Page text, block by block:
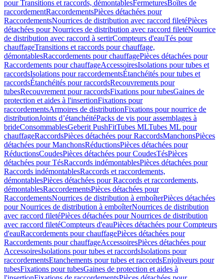
pour Transitions et raccords, démontablesFermeturesBoîtes de
raccordementRaccordementsPièces détachées pour
RaccordementsNourrices de distribution avec raccord filetéPièces
détachées pour Nourrices de distribution avec raccord filetéNourrice
de distribution avec raccord à sertirCompteurs d'eauTés pour
chauffageTransitions et raccords pour chauffage,
démontablesRaccordements pour chauffagePièces détachées pour
Raccordements pour chauffageAccessoiresIsolations pour tubes et
raccordsIsolations pour raccordementsÉtanchéités pour tubes et
raccordsÉtanchéités pour raccordsRecouvrements pour
tubesRecouvrement pour raccordsFixations pour tubesGaines de
protection et aides à l'insertionFixations pour
raccordementsArmoires de distributionFixations pour nourrice de
distributionJoints d’étanchéitéPacks de vis pour assemblages à
brideConsommablesGeberit PushFitTubes MLTubes ML pour
chauffageRaccordsPièces détachées pour RaccordsManchonsPièces
détachées pour ManchonsRéductionsPièces détachées pour
RéductionsCoudesPièces détachées pour CoudesTésPièces
détachées pour TésRaccords indémontablesPièces détachées pour
Raccords indémontablesRaccords et raccordements,
démontablesPièces détachées pour Raccords et raccordements,
démontablesRaccordementsPièces détachées pour
RaccordementsNourrices de distribution à emboîterPièces détachées
pour Nourrices de distribution à emboîterNourrices de distribution
avec raccord filetéPièces détachées pour Nourrices de distribution
avec raccord filetéCompteurs d'eauPièces détachées pour Compteurs
d'eauRaccordements pour chauffagePièces détachées pour
Raccordements pour chauffageAccessoiresPièces détachées pour
AccessoiresIsolations pour tubes et raccordsIsolations pour
raccordementsEtanchements pour tubes et raccordsEnjoliveurs pour
tubesFixations pour tubesGaines de protection et aides à